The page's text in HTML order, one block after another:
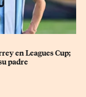
en Leagues Cup;
padre